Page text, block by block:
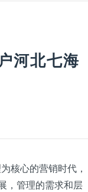
河北七海
核心的营销时代，
，管理的需求和层